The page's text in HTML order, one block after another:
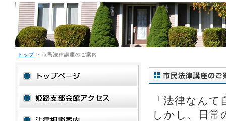
トップ > 市民法律講座のご案内
「法律なん
しかし、日常